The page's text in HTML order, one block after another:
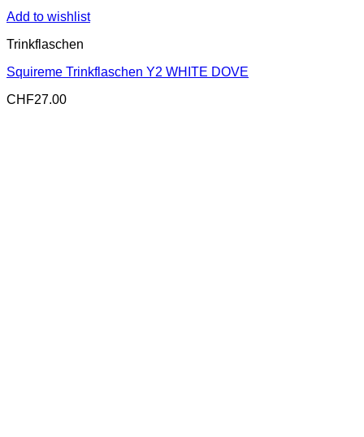
Add to wishlist
Trinkflaschen
Squireme Trinkflaschen Y2 WHITE DOVE
CHF27.00